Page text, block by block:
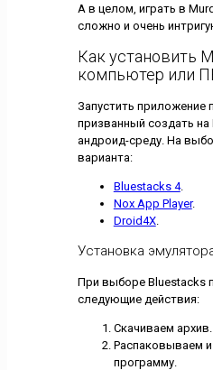
А в целом, играть в
сложно и очень
Как установить
компьютер или
Запустить приложение
призванный создать
андроид-среду. На
варианта:
Bluestacks 4.
Nox App Player.
Droid4X.
Установка
При выборе Bluestacks
следующие действия:
Скачиваем архив.
Распаковываем
программу.